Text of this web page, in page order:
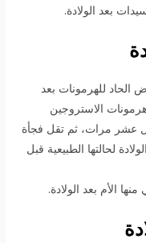
الحاد للهرمونات بعد
هرمونات الاستروجين
عشر مرات، ثم تقل فجأة
لحالتها الطبيعية قبل
الأم بعد الولادة.